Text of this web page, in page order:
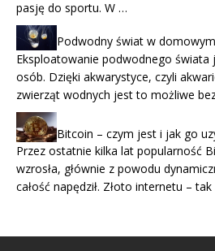
pasję do sportu. W …
Podwodny świat w
Eksploatowanie podwodnego świata
osób. Dzięki akwarystyce, czyli
zwierząt wodnych jest to możliwe
Bitcoin – czym jest i jak go
Przez ostatnie kilka lat popularność
wzrosła, głównie z powodu
całość napędził. Złoto internetu –